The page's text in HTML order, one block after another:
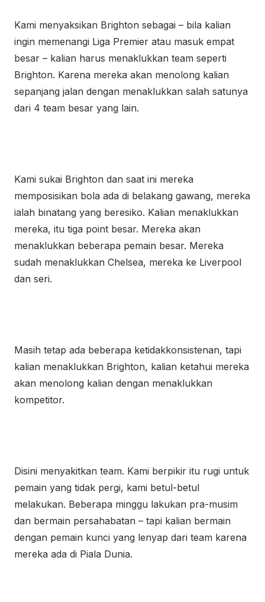
Kami menyaksikan Brighton sebagai – bila kalian
ingin memenangi Liga Premier atau masuk empat
besar – kalian harus menaklukkan team seperti
Brighton. Karena mereka akan menolong kalian
sepanjang jalan dengan menaklukkan salah satunya
dari 4 team besar yang lain.
Kami sukai Brighton dan saat ini mereka
memposisikan bola ada di belakang gawang, mereka
ialah binatang yang beresiko. Kalian menaklukkan
mereka, itu tiga point besar. Mereka akan
menaklukkan beberapa pemain besar. Mereka
sudah menaklukkan Chelsea, mereka ke Liverpool
dan seri.
Masih tetap ada beberapa ketidakkonsistenan, tapi
kalian menaklukkan Brighton, kalian ketahui mereka
akan menolong kalian dengan menaklukkan
kompetitor.
Disini menyakitkan team. Kami berpikir itu rugi untuk
pemain yang tidak pergi, kami betul-betul
melakukan. Beberapa minggu lakukan pra-musim
dan bermain persahabatan – tapi kalian bermain
dengan pemain kunci yang lenyap dari team karena
mereka ada di Piala Dunia.